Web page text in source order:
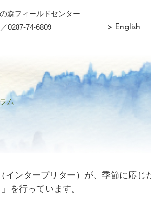
森フィールドセンター
0287-74-6809
> English
ム
インタープリター）が、季節に応じ
を行っています。